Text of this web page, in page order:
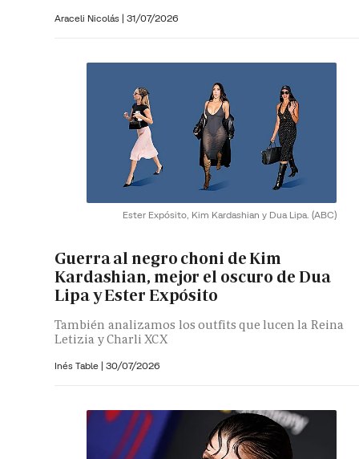
Araceli Nicolás | 31/07/2026
Ester Expósito, Kim Kardashian y Dua Lipa. (ABC)
Guerra al negro choni de Kim
Kardashian, mejor el oscuro de Dua
Lipa y Ester Expósito
También analizamos los outfits que lucen la Reina
Letizia y Charli XCX
Inés Table | 30/07/2026